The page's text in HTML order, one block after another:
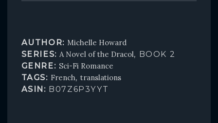
AUTHOR: Michelle Howard
SERIES: A Novel of the Dracol, BOOK 2
GENRE: Sci-Fi Romance
TAGS: French,translations
ASIN: B07Z6P3YYT